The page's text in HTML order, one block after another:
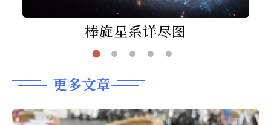
棒旋星系详尽图
更多文章